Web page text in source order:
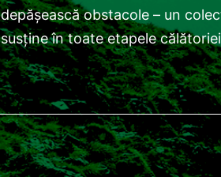
depășească obstacole – un
susține în toate etapele